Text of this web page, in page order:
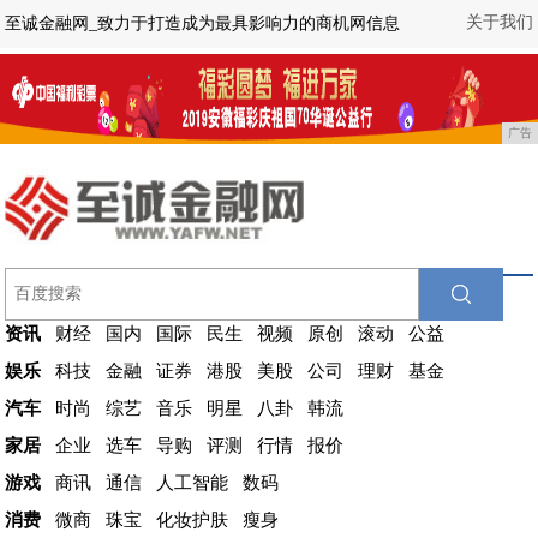
关于我们
至诚金融网_致力于打造成为最具影响力的商机网信息
广告
资讯 财经 国内 国际 民生 视频 原创 滚动
公益
娱乐
科技 金融 证券 港股 美股 公司 理财
基金
汽车
时尚 综艺 音乐 明星 八卦
韩流
家居
企业 选车 导购 评测 行情
报价
游戏
商讯 通信 人工智能
数码
消费
微商 珠宝 化妆护肤 瘦身